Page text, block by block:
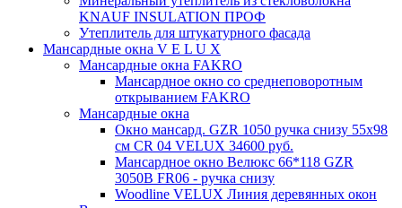
KNAUF INSULATION ПРОФ
Утеплитель для штукатурного фасада
Мансардные окна V E L U X
Мансардные окна FAKRO
Мансардное окно со среднеповоротным
открыванием FAKRO
Мансардные окна
Окно мансард. GZR 1050 ручка снизу 55х98
см CR 04 VELUX 34600 руб.
Мансардное окно Велюкс 66*118 GZR
3050B FR06 - ручка снизу
Woodline VELUX Линия деревянных окон